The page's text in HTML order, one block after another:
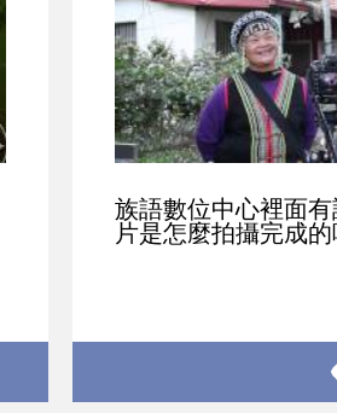
族語數位中心裡面
片是怎麼拍攝完成